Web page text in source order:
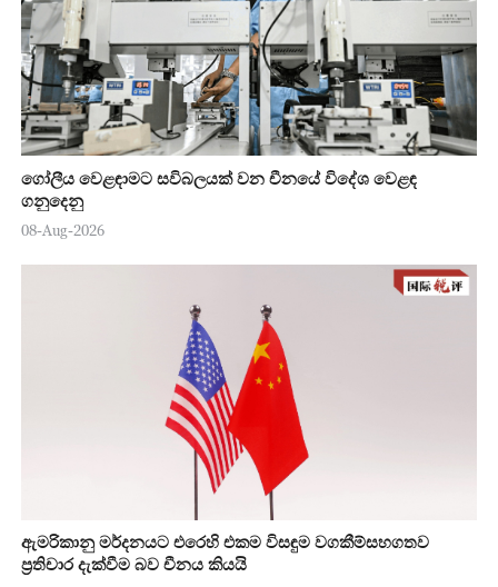
ගෝලීය වෙළඳාමට සවිබලයක් වන චීනයේ විදේශ වෙළඳ
ගනුදෙනු
08-Aug-2026
ඇමරිකානු මර්දනයට එරෙහි එකම විසඳුම වගකීම්සහගතව
ප්‍රතිචාර දැක්වීම බව චීනය කියයි